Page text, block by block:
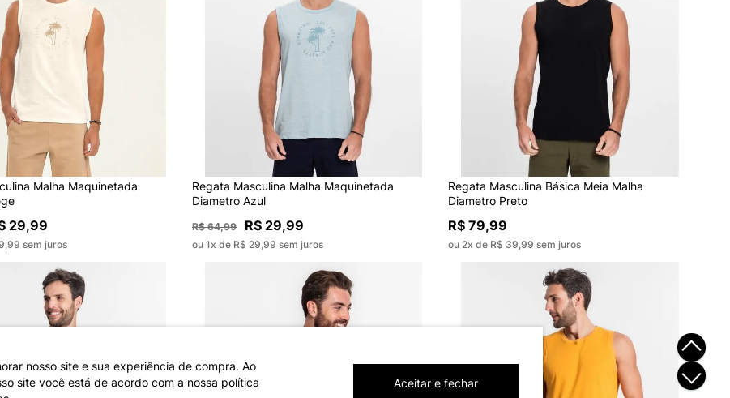
nosso site e sua experiência de compra. Ao
site você está de acordo com a nossa política
Aceitar e fechar
Malha Maquinetada
29,99
sem juros
Regata Masculina Malha Maquinetada
Diametro Azul
R$ 64,99 R$ 29,99
ou 1x de R$ 29,99 sem juros
Regata Masculina Básica Meia Malha
Diametro Preto
R$ 79,99
ou 2x de R$ 39,99 sem juros